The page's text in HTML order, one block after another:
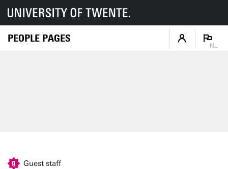
PEOPLE PAGES
NL
Guest staff